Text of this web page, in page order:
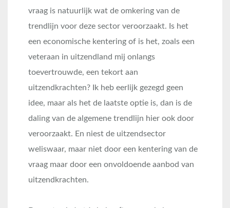
vraag is natuurlijk wat de omkering van de
trendlijn voor deze sector veroorzaakt. Is het
een economische kentering of is het, zoals een
veteraan in uitzendland mij onlangs
toevertrouwde, een tekort aan
uitzendkrachten? Ik heb eerlijk gezegd geen
idee, maar als het de laatste optie is, dan is de
daling van de algemene trendlijn hier ook door
veroorzaakt. En niest de uitzendsector
weliswaar, maar niet door een kentering van de
vraag maar door een onvoldoende aanbod van
uitzendkrachten.